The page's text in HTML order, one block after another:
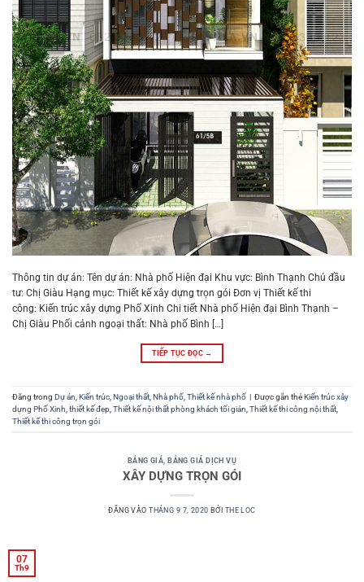
Thông tin dự án: Tên dự án: Nhà phố Hiện đại Khu vực: Bình Thạnh Chủ đầu
tư: Chị Giàu Hạng mục: Thiết kế xây dựng trọn gói Đơn vị Thiết kế thi
công: Kiến trúc xây dựng Phố Xinh Chi tiết Nhà phố Hiện đại Bình Thạnh –
Chị Giàu Phối cảnh ngoại thất: Nhà phố Bình […]
TIẾP TỤC ĐỌC →
Đăng trong Dự án Kiến trúc Ngoại thất Nhà phố Thiết kế nhà phố | Được gắn thẻKiến trúc xây
dựng Phố Xinh thiết kế đẹp Thiết kế nội thất phòng khách tối giản Thiết kế thi công nội thất
Thiết kế thi công trọn gói
BẢNG GIÁ, BẢNG GIÁ DỊCH VỤ
XÂY DỰNG TRỌN GÓI
ĐĂNG VÀOTHÁNG 9 7, 2020 BỞI THE LOC
07
Th9